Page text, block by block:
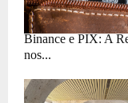
Binance e PIX: A
nos...